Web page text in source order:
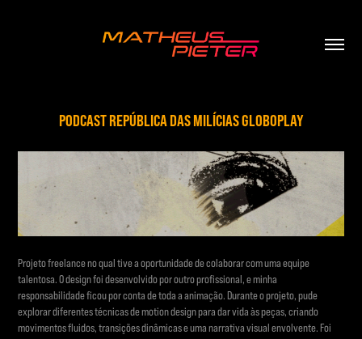
PODCAST REPÚBLICA DAS MILÍCIAS GLOBOPLAY
Projeto freelance no qual tive a oportunidade de colaborar com uma equipe
talentosa. O design foi desenvolvido por outro profissional, e minha
responsabilidade ficou por conta de toda a animação. Durante o projeto, pude
explorar diferentes técnicas de motion design para dar vida às peças, criando
movimentos fluidos, transições dinâmicas e uma narrativa visual envolvente. Foi